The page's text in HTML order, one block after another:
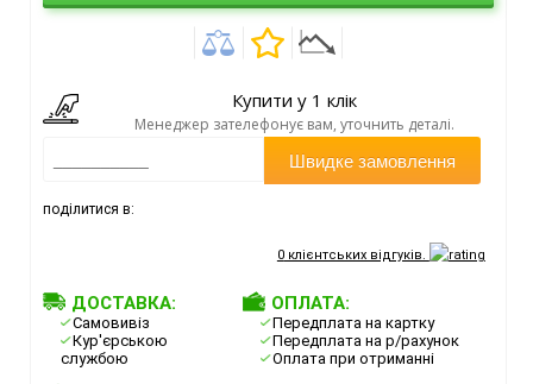
Купити у 1 клік
Менеджер зателефонує вам, уточнить деталі.
Швидке замовлення
поділитися в:
0клієнтських відгуків.
ДОСТАВКА:
Самовивіз
Кур'єрською
службою
ОПЛАТА:
Передплата на картку
Передплата на р/рахунок
Оплата при отриманні